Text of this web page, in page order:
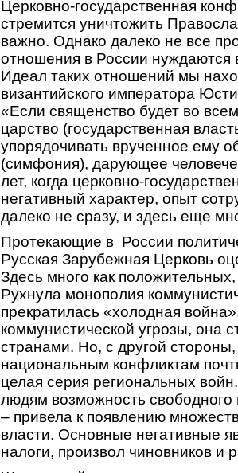
Церковно-государственная
стремится уничтожить
важно. Однако далеко не все
отношения в России нуждаются
Идеал таких отношений мы
византийского императора
«Если священство будет во
царство (государственная
упорядочивать врученное ему
(симфония), дарующее
лет, когда церковно-
негативный характер, опыт
далеко не сразу, и здесь еще
Протекающие в России
Русская Зарубежная Церковь
Здесь много как
Рухнула монополия
прекратилась «холодная
коммунистической угрозы, она
странами. Но, с другой
национальным конфликтам
целая серия региональных
людям возможность
– привела к появлению
власти. Основные негативные
налоги, произвол чиновников и